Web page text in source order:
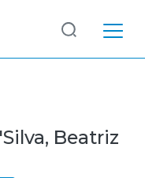
Beatriz